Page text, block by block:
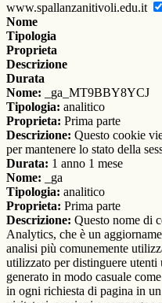
www.spallanzanitivoli.edu.it
Nome
Tipologia
Proprieta
Descrizione
Durata
Nome: _ga_MT9BBY8YCJ
Tipologia: analitico
Proprieta: Prima parte
Descrizione: Questo cookie
per mantenere lo stato della
Durata: 1 anno 1 mese
Nome: _ga
Tipologia: analitico
Proprieta: Prima parte
Descrizione: Questo nome di
Analytics, che è un
analisi più comunemente
utilizzato per distinguere utenti
generato in modo casuale
in ogni richiesta di pagina in